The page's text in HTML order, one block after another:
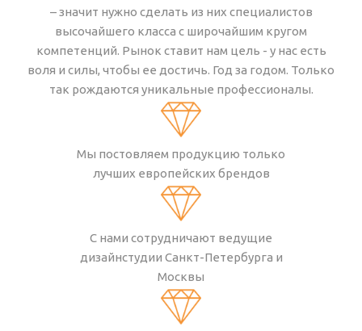
– значит нужно сделать из них специалистов
высочайшего класса с широчайшим кругом
компетенций. Рынок ставит нам цель - у нас есть
воля и силы, чтобы ее достичь. Год за годом. Только
так рождаются уникальные профессионалы.
Мы постовляем продукцию только
лучших европейских брендов
С нами сотрудничают ведущие
дизайнстудии Санкт-Петербурга и
Москвы